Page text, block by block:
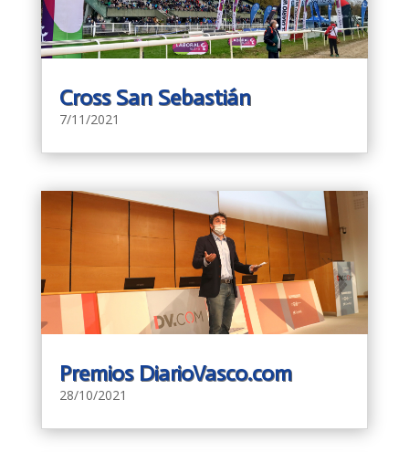
Cross San Sebastián
7/11/2021
Premios DiarioVasco.com
28/10/2021